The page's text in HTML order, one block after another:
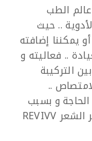
الطب
.. حيث
يمكننا إضافته
.. فعاليته و
التركيبة
..
و بسبب
الشعرREVIVV